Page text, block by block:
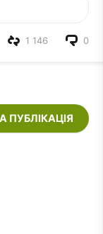
0
1 146
ПУБЛІКАЦІЯ